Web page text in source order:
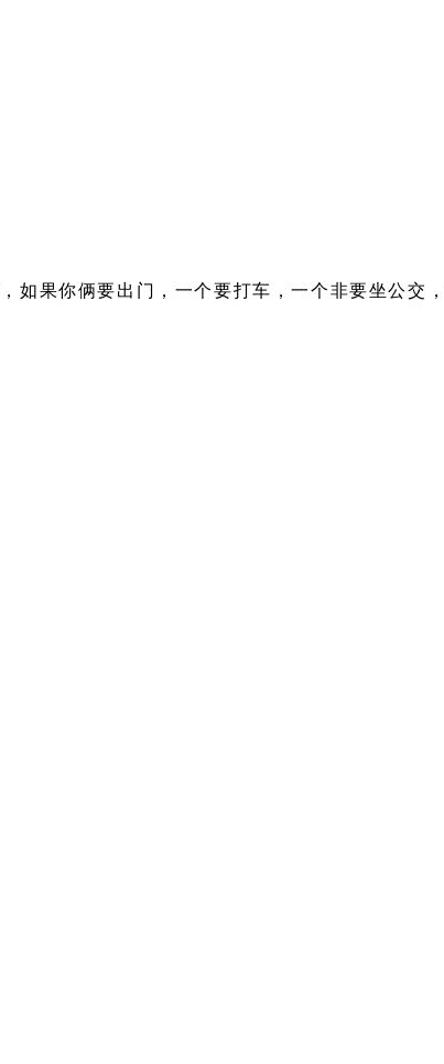
如果你俩要出门，一个要打车，一个非要坐公交